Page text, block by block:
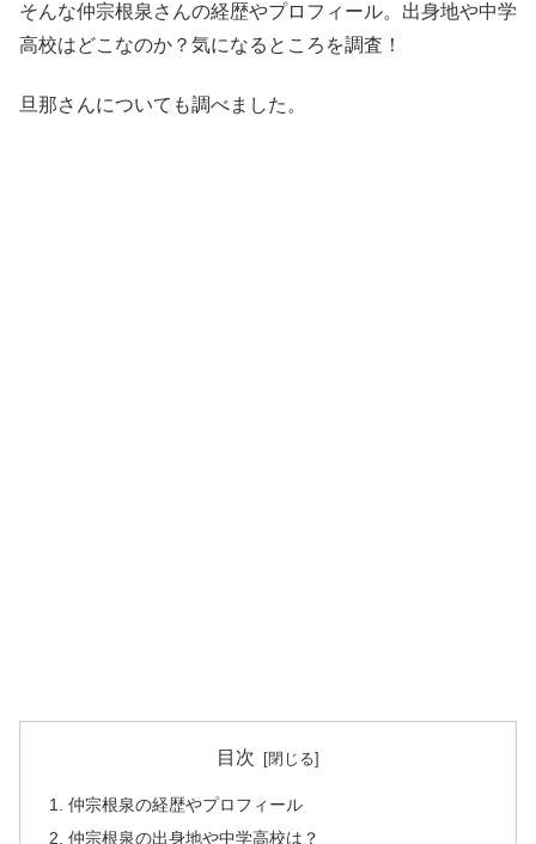
そんな仲宗根泉さんの経歴やプロフィール。出身地や中学
高校はどこなのか？気になるところを調査！
旦那さんについても調べました。
目次
仲宗根泉の経歴やプロフィール
仲宗根泉の出身地や中学高校は？